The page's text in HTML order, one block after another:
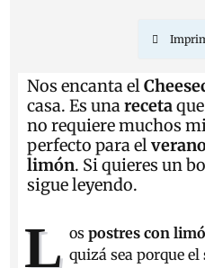
Nos encanta el
casa. Es unareceta
no requiere muchos
perfecto para el
limón. Si quieres un
sigue leyendo.
L os postres con
quizá sea porque el